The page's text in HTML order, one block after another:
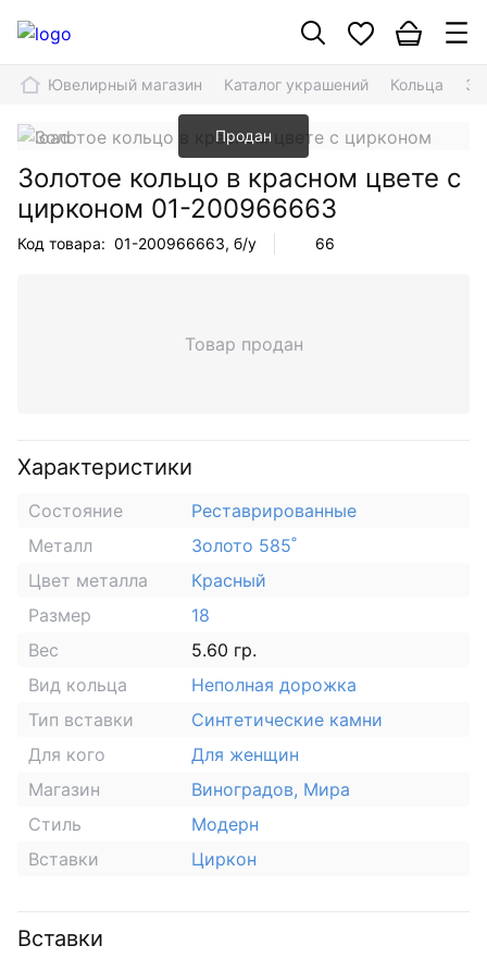
Ювелирный магазин Каталог украшений Кольца
Продан
Золотое кольцо в красном цвете с
цирконом 01-200966663
Код товара: 01-200966663, б/у 66
Товар продан
Характеристики
Состояние
Реставрированные
Металл
Золото 585˚
Цвет металла
Красный
Размер
18
Вес
5.60 гр.
Вид кольца
Неполная дорожка
Тип вставки
Синтетические камни
Для кого
Для женщин
Магазин
Виноградов, Мира
Стиль
Модерн
Вставки
Циркон
Вставки